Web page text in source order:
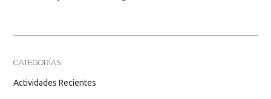
CATEGORÍAS
Actividades Recientes